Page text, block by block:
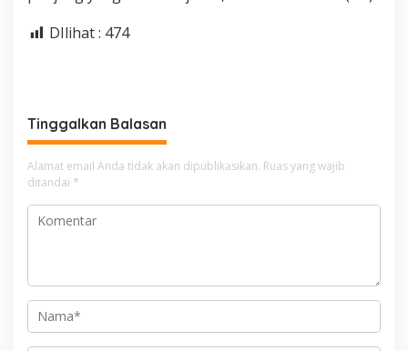
DIlihat : 474
Tinggalkan Balasan
Alamat email Anda tidak akan dipublikasikan. Ruas yang wajib
ditandai *